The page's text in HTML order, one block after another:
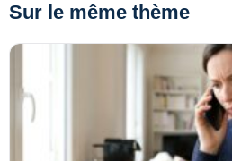
Sur le même thème